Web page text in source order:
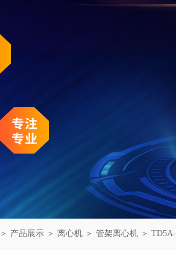
＞ 产品展示 ＞ 离心机 ＞ 管架离心机 ＞